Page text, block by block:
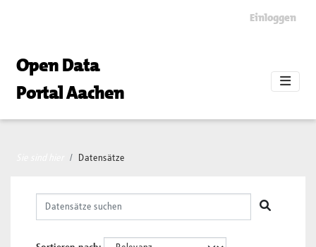
Einloggen
Open Data
Portal Aachen
Datensätze